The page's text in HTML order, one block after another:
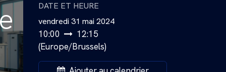
DATE ET HEURE
vendredi 31 mai 2024
10:00
12:15
(Europe/Brussels)